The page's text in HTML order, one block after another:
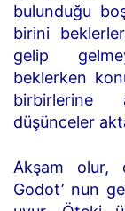
bulunduğu
birini
gelip
beklerken
birbirlerine
düşünceler
Akşam olur,
Godot’ nun